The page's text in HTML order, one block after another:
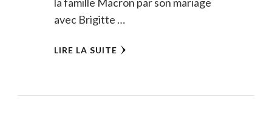
avec Brigitte …
LIRE LA SUITE